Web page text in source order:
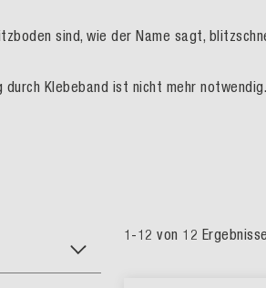
sind, wie der Name sagt,
durch Klebeband ist nicht mehr notwendig.
1 -12 von 12